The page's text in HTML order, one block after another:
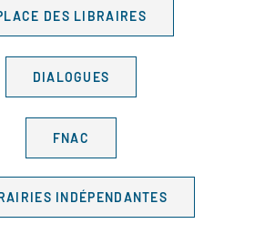
DES LIBRAIRES
DIALOGUES
FNAC
INDÉPENDANTES